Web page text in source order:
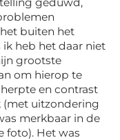
geduwd,
buiten het
heb het daar niet
grootste
om hierop te
en contrast
(met uitzondering
merkbaar in de
foto). Het was